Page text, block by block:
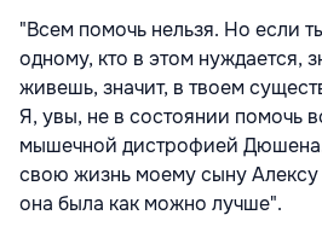
"Всем помочь нельзя. Но если
одному, кто в этом нуждается,
живешь, значит, в твоем
Я, увы, не в состоянии помочь
мышечной дистрофией
свою жизнь моему сыну Алексу
она была как можно лучше".